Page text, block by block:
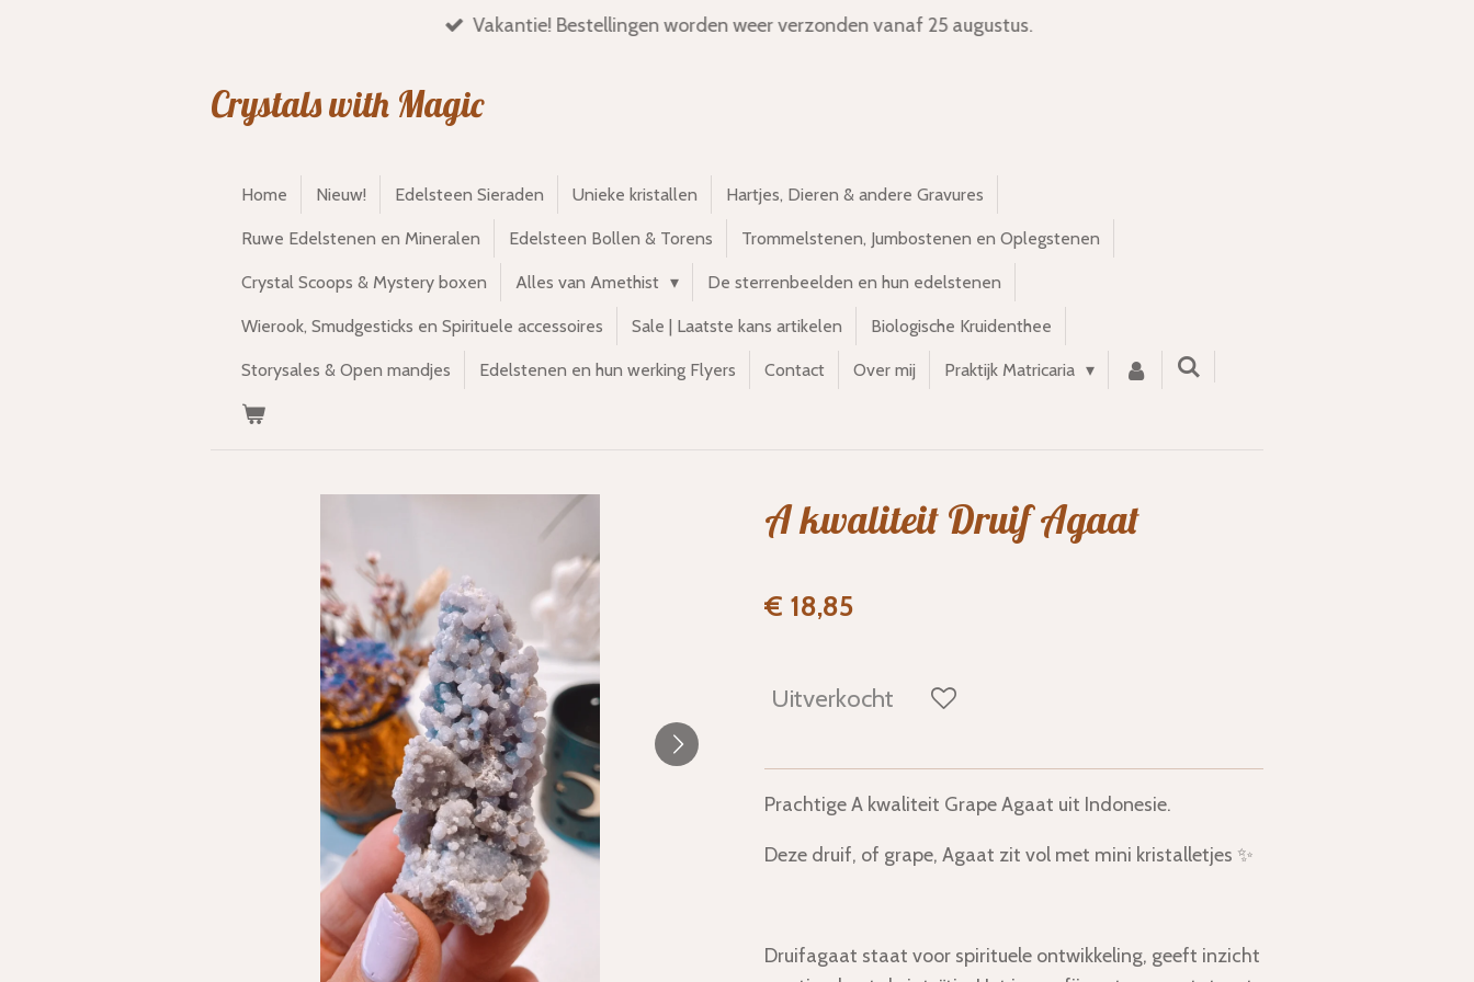
Vakantie! Bestellingen worden weer verzonden vanaf 25 augustus.
Crystals with Magic
Home Nieuw! Edelsteen Sieraden Unieke kristallen Hartjes, Dieren & andere Gravures
Ruwe Edelstenen en Mineralen Edelsteen Bollen & Torens Trommelstenen, Jumbostenen en Oplegstenen
Crystal Scoops & Mystery boxen Alles van Amethist De sterrenbeelden en hun edelstenen
Wierook, Smudgesticks en Spirituele accessoires Sale | Laatste kans artikelen Biologische Kruidenthee
Storysales & Open mandjes Edelstenen en hun werking Flyers Contact Over mij Praktijk Matricaria
A kwaliteit Druif Agaat
€ 18,85
Uitverkocht
Prachtige A kwaliteit Grape Agaat uit Indonesie.
Deze druif, of grape, Agaat zit vol met mini kristalletjes ✨
Druifagaat staat voor spirituele ontwikkeling, geeft inzicht